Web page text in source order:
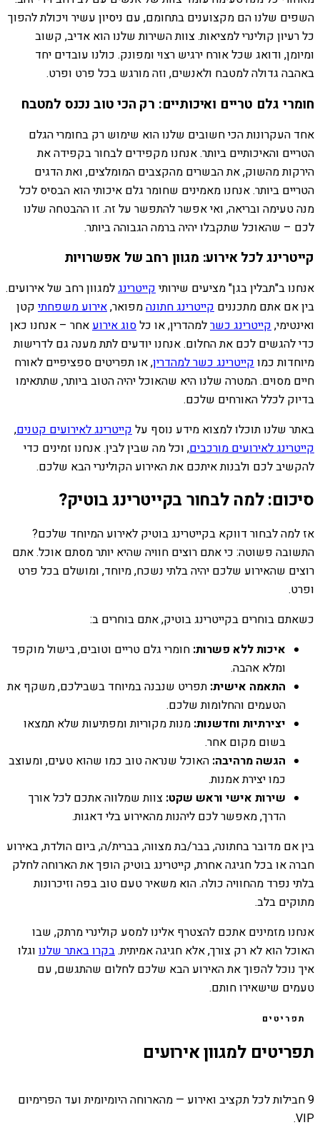
השפים שלנו הם מקצוענים בתחומם, עם ניסיון עשיר ויכולת להפוך
כל רעיון קולינרי למציאות. צוות השירות שלנו הוא אדיב, קשוב
ומיומן, ודואג שכל אורח ירגיש רצוי ומפונק. כולנו עובדים יחד
באהבה גדולה למטבח ולאנשים, וזה מורגש בכל פרט ופרט.
חומרי גלם טריים ואיכותיים: רק הכי טוב נכנס למטבח
אחד העקרונות הכי חשובים שלנו הוא שימוש רק בחומרי הגלם
הטריים והאיכותיים ביותר. אנחנו מקפידים לבחור בקפידה את
הירקות מהשוק, את הבשרים מהקצבים המומלצים, ואת הדגים
הטריים ביותר. אנחנו מאמינים שחומר גלם איכותי הוא הבסיס לכל
מנה טעימה ובריאה, ואי אפשר להתפשר על זה. זו ההבטחה שלנו
לכם – שהאוכל שתקבלו יהיה ברמה הגבוהה ביותר.
קייטרינג לכל אירוע: מגוון רחב של אפשרויות
אנחנו ב"תבלין בגן" מציעים שירותיקייטרינגלמגוון רחב של אירועים.
בין אם אתם מתכננים קייטרינג חתונהמפואר,אירוע משפחתי קטן
ואינטימי,קייטרינג כשרלמהדרין, או כלסוג אירועאחר – אנחנו כאן
כדי להגשים לכם את החלום. אנחנו יודעים לתת מענה גם לדרישות
מיוחדות כמוקייטרינג כשר למהדרין, או תפריטים ספציפיים לאורח
חיים מסוים. המטרה שלנו היא שהאוכל יהיה הטוב ביותר, שתתאימו
בדיוק לכלל האורחים שלכם.
באתר שלנו תוכלו למצוא מידע נוסף עלקייטרינג לאירועים קטנים,
קייטרינג לאירועים מורכבים, וכל מה שבין לבין. אנחנו זמינים כדי
להקשיב לכם ולבנות איתכם את האירוע הקולינרי הבא שלכם.
סיכום: למה לבחור בקייטרינג בוטיק?
אז למה לבחור דווקא בקייטרינג בוטיק לאירוע המיוחד שלכם?
התשובה פשוטה: כי אתם רוצים חוויה שהיא יותר מסתם אוכל. אתם
רוצים שהאירוע שלכם יהיה בלתי נשכח, מיוחד, ומושלם בכל פרט
ופרט.
כשאתם בוחרים בקייטרינג בוטיק, אתם בוחרים ב:
איכות ללא פשרות: חומרי גלם טריים וטובים, בישול מוקפד
ומלא אהבה.
התאמה אישית: תפריט שנבנה במיוחד בשבילכם, משקף את
הטעמים והחלומות שלכם.
יצירתיות וחדשנות: מנות מקוריות ומפתיעות שלא תמצאו
בשום מקום אחר.
הגשה מרהיבה: האוכל שנראה טוב כמו שהוא טעים, ומעוצב
כמו יצירת אמנות.
שירות אישי וראש שקט: צוות שמלווה אתכם לכל אורך
הדרך, מאפשר לכם ליהנות מהאירוע בלי דאגות.
בין אם מדובר בחתונה, בבר/בת מצווה, בברית/ה, ביום הולדת, באירוע
חברה או בכל חגיגה אחרת, קייטרינג בוטיק הופך את הארוחה לחלק
בלתי נפרד מהחוויה כולה. הוא משאיר טעם טוב בפה וזיכרונות
מתוקים בלב.
אנחנו מזמינים אתכם להצטרף אלינו למסע קולינרי מרתק, שבו
האוכל הוא לא רק צורך, אלא חגיגה אמיתית.בקרו באתר שלנו וגלו
איך נוכל להפוך את האירוע הבא שלכם לחלום שהתגשם, עם
טעמים שישאירו חותם.
תפריטים
תפריטים למגוון אירועים
9 חבילות לכל תקציב ואירוע — מהארוחה היומיומית ועד הפרימיום
VIP.